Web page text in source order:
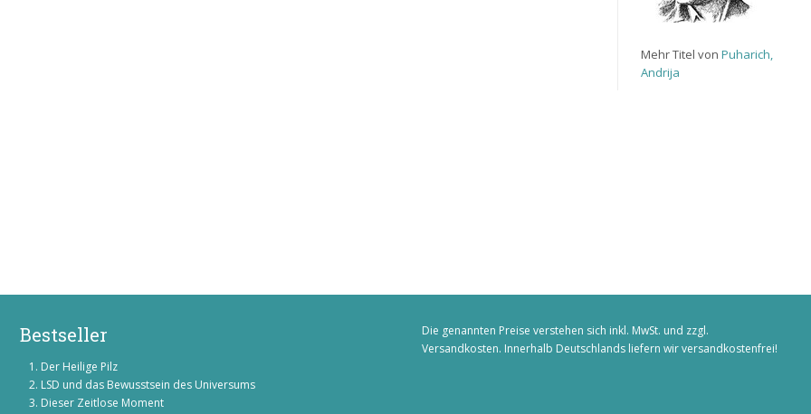
Mehr Titel von Puharich,
Andrija
Bestseller
Der Heilige Pilz
LSD und das Bewusstsein des Universums
Dieser Zeitlose Moment
Die genannten Preise verstehen sich inkl. MwSt. und zzgl.
Versandkosten. Innerhalb Deutschlands liefern wir versandkostenfrei!